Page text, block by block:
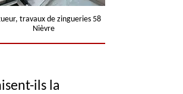
travaux de zingueries 58
Nièvre
ils la